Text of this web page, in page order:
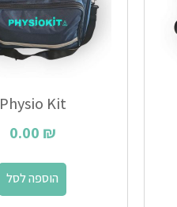
Physio Kit
0.00 ₪
הוספה לסל